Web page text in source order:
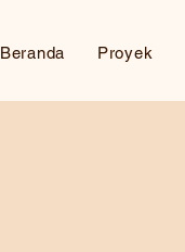
Beranda Proyek